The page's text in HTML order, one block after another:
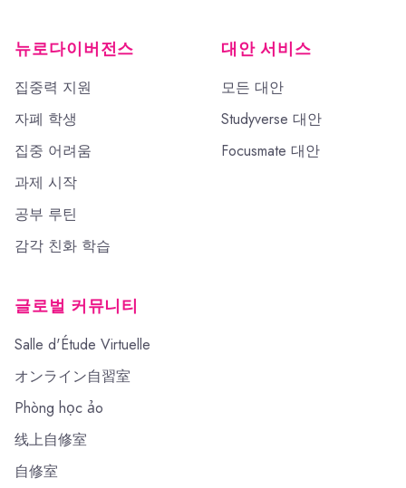
뉴로다이버전스
집중력 지원
자폐 학생
집중 어려움
과제 시작
공부 루틴
감각 친화 학습
대안 서비스
모든 대안
Studyverse 대안
Focusmate 대안
글로벌 커뮤니티
Salle d'Étude Virtuelle
オンライン自習室
Phòng học ảo
线上自修室
自修室